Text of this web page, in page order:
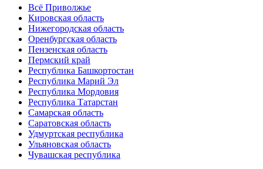
Всё Приволжье
Кировская область
Нижегородская область
Оренбургская область
Пензенская область
Пермский край
Республика Башкортостан
Республика Марий Эл
Республика Мордовия
Республика Татарстан
Самарская область
Саратовская область
Удмуртская республика
Ульяновская область
Чувашская республика